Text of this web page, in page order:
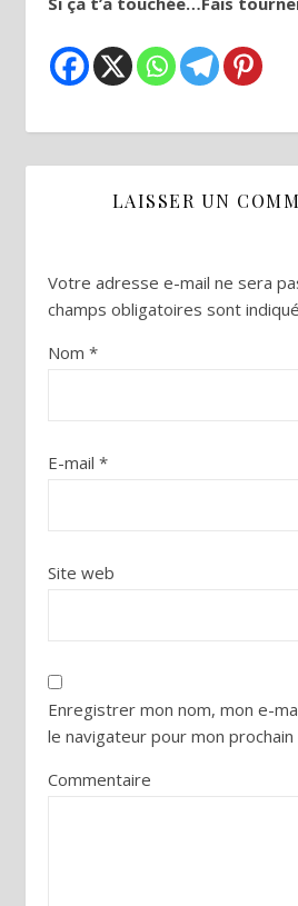
LAISSER UN
Votre adresse e-mail ne sera
champs obligatoires sont
Nom *
E-mail *
Site web
Enregistrer mon nom, mon e-
le navigateur pour mon
Commentaire